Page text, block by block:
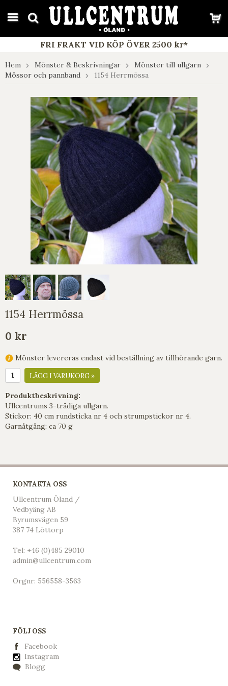
google-site-verification: google7e4b1026db5d9f32.html
FRI FRAKT VID KÖP ÖVER 2500 kr*
Hem Mönster & Beskrivningar
Mönster till ullgarn
Mössor och pannband
1154 Herrmössa
1154 Herrmössa
0 kr
Mönster levereras endast vid beställning av tillhörande garn.
LÄGG I VARUKORG »
Produktbeskrivning:
Ullcentrums 3-trådiga ullgarn.
Stickor: 40 cm rundsticka nr 4 och strumpstickor nr 4.
Garnåtgång: ca 70 g
KONTAKTA OSS
Ullcentrum Öland /
Vedbyäng AB
Byrumsvägen 59
387 74 Löttorp
Tel: +46 (0)485 29010
admin@ullcentrum.com
Orgnr: 556558-3563
FÖLJ OSS
Facebook
Instagram
Blogg